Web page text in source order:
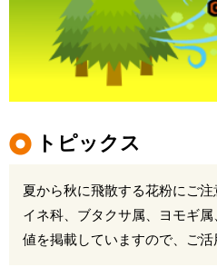
トピックス
夏から秋に飛散する花粉にご注
イネ科、ブタクサ属、ヨモギ
値を掲載していますので、ご